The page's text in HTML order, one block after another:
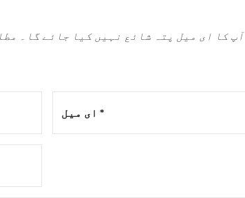
آپ کا ای میل پتہ شائع نہیں کیا جائے گا۔